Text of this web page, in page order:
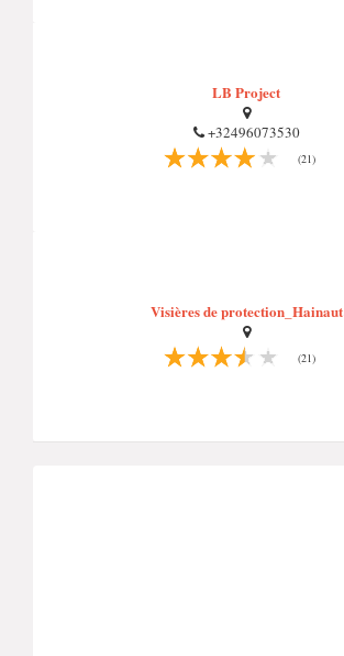
LB Project
+32496073530
(21)
Visières de protection_Hainaut
(21)